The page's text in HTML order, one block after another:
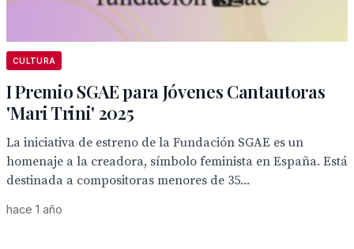
CULTURA
I Premio SGAE para Jóvenes Cantautoras
'Mari Trini' 2025
La iniciativa de estreno de la Fundación SGAE es un
homenaje a la creadora, símbolo feminista en España. Está
destinada a compositoras menores de 35...
hace 1 año